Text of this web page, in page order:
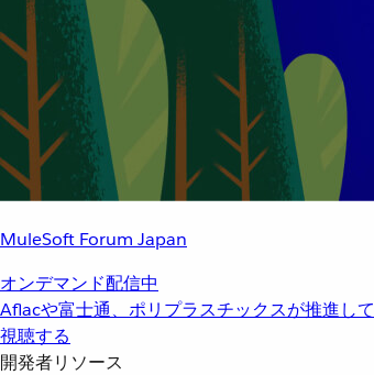
MuleSoft Forum Japan
オンデマンド配信中
Aflacや富士通、ポリプラスチックスが推進し
視聴する
開発者リソース